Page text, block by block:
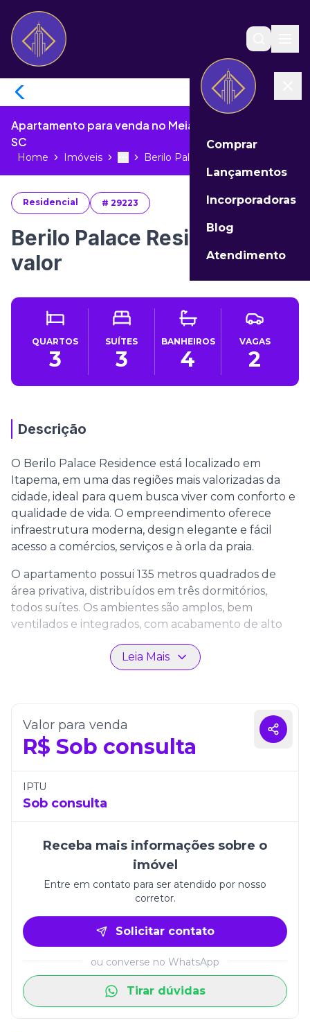
Comprar
Lançamentos
Incorporadoras
Blog
Atendimento
Apartamento para venda no Meia Praia de Itapema -
SC
Home Imóveis More
Toggle menu
Berilo Palace Residence valor...
Residencial # 29223
Berilo Palace Residence
valor
QUARTOS
3
SUÍTES
3
BANHEIROS
4
VAGAS
2
Descrição
O Berilo Palace Residence está localizado em
Itapema, em uma das regiões mais valorizadas da
cidade, ideal para quem busca viver com conforto e
qualidade de vida. O empreendimento oferece
infraestrutura moderna, design elegante e fácil
acesso a comércios, serviços e à orla da praia.
O apartamento possui 135 metros quadrados de
área privativa, distribuídos em três dormitórios,
todos suítes. Os ambientes são amplos, bem
ventilados e integrados, com acabamento de alto
padrão, churrasqueira na sacada e detalhes que
proporcionam praticidade e bem-estar no dia a dia.
que valorizam comodidade e segurança. O Berilo
Palace Residence é uma excelente opção para
quem deseja morar bem ou investir em Itapema,
Leia Mais
Valor para venda
R$ Sob consulta
IPTU
Sob consulta
Receba mais informações sobre o
imóvel
Entre em contato para ser atendido por nosso
corretor.
Solicitar contato
ou converse no WhatsApp
Tirar dúvidas